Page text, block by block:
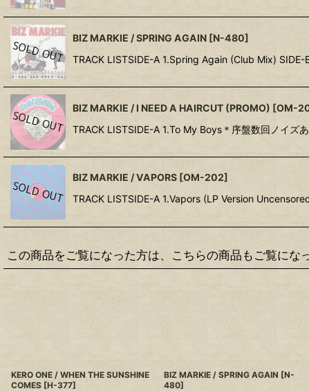
BIZ MARKIE / SPRING AGAIN [N-480]
TRACK LISTSIDE-A 1.Spring Again (Club Mix)
BIZ MARKIE / I NEED A HAIRCUT (PROMO) [OM-
TRACK LISTSIDE-A 1.To My Boys＊序盤数回ノイ
BIZ MARKIE / VAPORS [OM-202]
TRACK LISTSIDE-A 1.Vapors (LP Version
この商品をご覧になった方は、こちらの商品もご覧にな
KERO ONE / WHEN THE SUNSHINE
COMES [H-377]
BIZ MARKIE / SPRING AGAIN [N-
480]